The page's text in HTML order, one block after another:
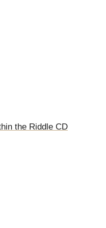
the Riddle CD